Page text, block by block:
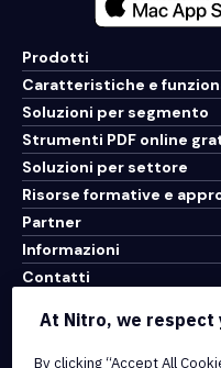
Prodotti
Caratteristiche e
Soluzioni per segmento
Strumenti PDF online
Soluzioni per settore
Risorse formative e
Partner
Informazioni
Contatti
Integrazioni e connettività API
At Nitro, we respect
By clicking “Accept All